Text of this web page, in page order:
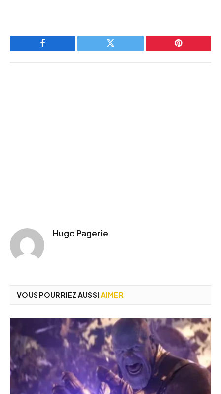
Facebook Twitter Pinterest
Hugo Pagerie
VOUS POURRIEZ AUSSI AIMER